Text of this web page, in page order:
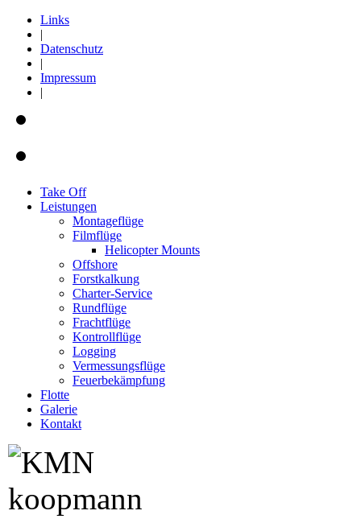
Links
|
Datenschutz
|
Impressum
|
Take Off
Leistungen
Montageflüge
Filmflüge
Helicopter Mounts
Offshore
Forstkalkung
Charter-Service
Rundflüge
Frachtflüge
Kontrollflüge
Logging
Vermessungsflüge
Feuerbekämpfung
Flotte
Galerie
Kontakt